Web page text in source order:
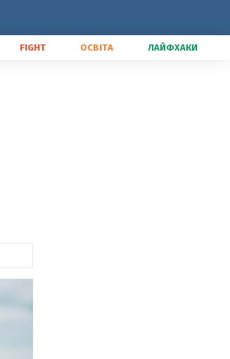
FIGHT ОСВІТА ЛАЙФХАКИ